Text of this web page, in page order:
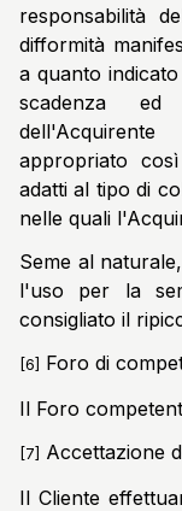
responsabilità
difformità
a quanto
scadenza ed
appropriato
adatti al tipo di
nelle quali
Seme al
l'uso per la
consigliato il
[6] Foro di
Il Foro
[7] Accettazione
Il Cliente